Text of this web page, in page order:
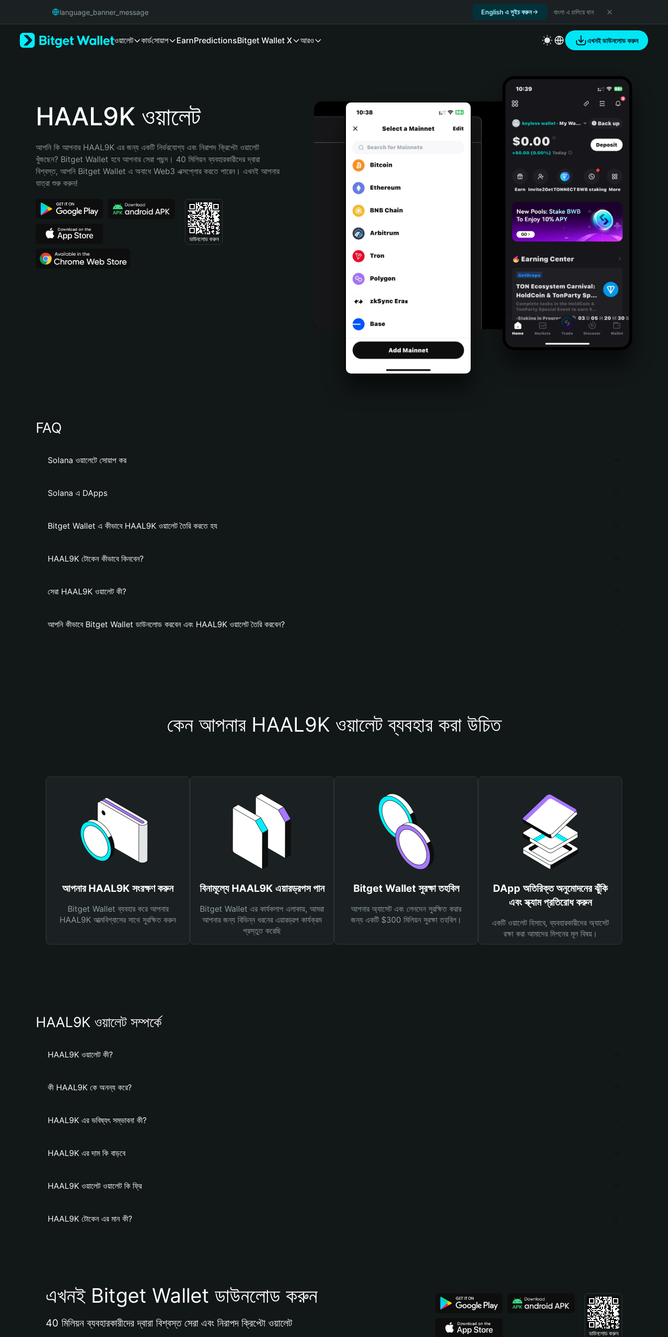
Русский
Bahasa Indonesia
Português (Brasil)
language_banner_message English এ সুইচ করুন বাংলা এ চালিয়ে যান
ওয়ালেট কার্ডসোয়াপ EarnPredictionsBitget Wallet X আরও এখনই ডাউনলোড করুন
HAAL9K ওয়ালেট
আপনি কি আপনার HAAL9K এর জন্য একটি নির্ভরযোগ্য এবং নিরাপদ ক্রিপ্টো ওয়ালেট
খুঁজছেন? Bitget Wallet হবে আপনার সেরা পছন্দ। 40 মিলিয়ন ব্যবহারকারীদের দ্বারা
বিশ্বস্ত, আপনি Bitget Wallet এ অবাধে Web3 এক্সপ্লোর করতে পারেন। এখনই আপনার
যাত্রা শুরু করুন!
ডাউনলোড করুন
FAQ
Solana ওয়ালেটে সোয়াপ কর
Solana এ DApps
Bitget Wallet এ কীভাবে HAAL9K ওয়ালেট তৈরি করতে হয
HAAL9K টোকেন কীভাবে কিনবেন?
সেরা HAAL9K ওয়ালেট কী?
আপনি কীভাবে Bitget Wallet ডাউনলোড করবেন এবং HAAL9K ওয়ালেট তৈরি করবেন?
কেন আপনার HAAL9K ওয়ালেট ব্যবহার করা উচিত
আপনার HAAL9K সংরক্ষণ করুন
Bitget Wallet ব্যবহার করে আপনার
HAAL9K আত্মবিশ্বাসের সাথে সুরক্ষিত করুন
বিনামূল্যে HAAL9K এয়ারড্রপস পান
Bitget Wallet এর কার্যকলাপ এলাকায়, আমরা
আপনার জন্য বিভিন্ন ধরনের এয়ারড্রপ কার্যক্রম
প্রস্তুত করেছি
Bitget Wallet সুরক্ষা তহবিল
আপনার অ্যাসেট এবং লেনদেন সুরক্ষিত করার
জন্য একটি $300 মিলিয়ন সুরক্ষা তহবিল।
DApp অতিরিক্ত অনুমোদনের ঝুঁকি
এবং স্ক্যাম প্রতিরোধ করুন
একটি ওয়ালেট হিসাবে, ব্যবহারকারীদের অ্যাসেট
রক্ষা করা আমাদের মিশনের মূল বিষয়।
HAAL9K ওয়ালেট সম্পর্কে
HAAL9K ওয়ালেট কী?
কী HAAL9K কে অনন্য করে?
HAAL9K এর ভবিষ্যৎ সম্ভাবনা কী?
HAAL9K এর দাম কি বাড়বে
HAAL9K ওয়ালেট ওয়ালেট কি ফ্রি
HAAL9K টোকেন এর মান কী?
এখনই Bitget Wallet ডাউনলোড করুন
40 মিলিয়ন ব্যবহারকারীদের দ্বারা বিশ্বস্ত সেরা এবং নিরাপদ ক্রিপ্টো ওয়ালেট
ডাউনলোড করুন